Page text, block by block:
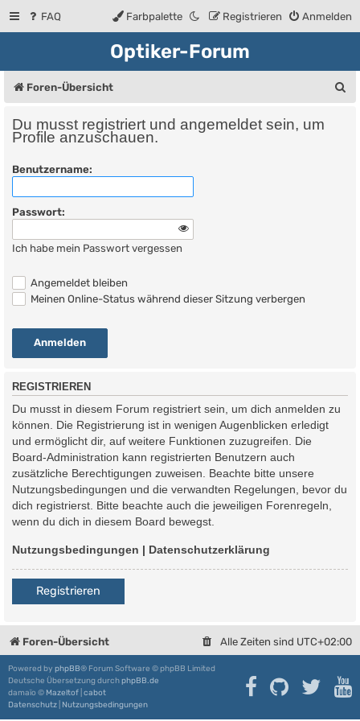
FAQ Anmelden
Registrieren
Farbpalette
Optiker-Forum
Foren-Übersicht
Du musst registriert und angemeldet sein, um
Profile anzuschauen.
Benutzername:
Passwort:
Ich habe mein Passwort vergessen
Angemeldet bleiben
Meinen Online-Status während dieser Sitzung verbergen
REGISTRIEREN
Du musst in diesem Forum registriert sein, um dich anmelden zu
können. Die Registrierung ist in wenigen Augenblicken erledigt
und ermöglicht dir, auf weitere Funktionen zuzugreifen. Die
Board-Administration kann registrierten Benutzern auch
zusätzliche Berechtigungen zuweisen. Beachte bitte unsere
Nutzungsbedingungen und die verwandten Regelungen, bevor du
dich registrierst. Bitte beachte auch die jeweiligen Forenregeln,
wenn du dich in diesem Board bewegst.
Nutzungsbedingungen | Datenschutzerklärung
Registrieren
Foren-Übersicht Alle Zeiten sind UTC+02:00
Powered by phpBB® Forum Software © phpBB Limited
Deutsche Übersetzung durchphpBB.de
damaïo © Mazeltof cabot
Datenschutz Nutzungsbedingungen